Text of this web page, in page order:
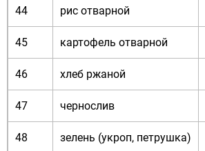
44 рис отварной
45 картофель отварной
46 хлеб ржаной
47 чернослив
48 зелень (укроп, петрушка)